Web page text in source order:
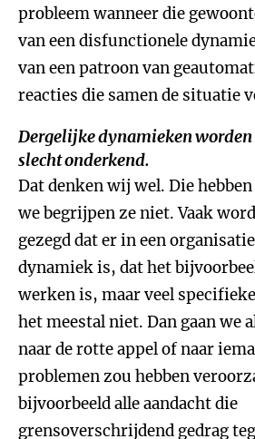
probleem wanneer die
van een disfunctionele
van een patroon van
reacties die samen de situatie
Dergelijke dynamieken
slecht onderkend.
Dat denken wij wel. Die
we begrijpen ze niet. Vaak
gezegd dat er in een
dynamiek is, dat het
werken is, maar veel
het meestal niet. Dan gaan we
naar de rotte appel of naar
problemen zou hebben
bijvoorbeeld alle aandacht die
grensoverschrijdend gedrag